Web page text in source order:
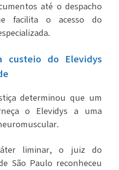
até o despacho
facilita o acesso do
custeio do Elevidys
determinou que um
o Elevidys a uma
liminar, o juiz do
São Paulo reconheceu